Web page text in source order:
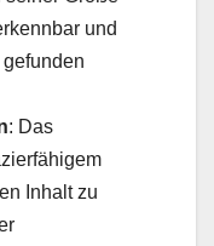
und
: Das
Inhalt zu